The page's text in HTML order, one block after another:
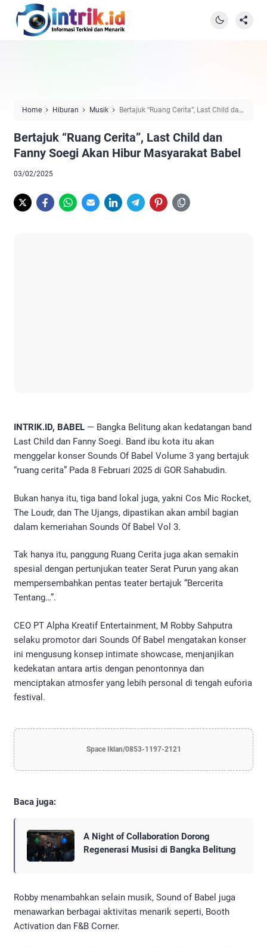
Home Hiburan Musik
Bertajuk “Ruang Cerita”, Last Child dan
Bertajuk “Ruang Cerita”, Last Child dan
Fanny Soegi Akan Hibur Masyarakat Babel
03/02/2025
INTRIK.ID, BABEL — Bangka Belitung akan kedatangan band
Last Child dan Fanny Soegi. Band ibu kota itu akan
menggelar konser Sounds Of Babel Volume 3 yang bertajuk
“ruang cerita” Pada 8 Februari 2025 di GOR Sahabudin.
Bukan hanya itu, tiga band lokal juga, yakni Cos Mic Rocket,
The Loudr, dan The Ujangs, dipastikan akan ambil bagian
dalam kemeriahan Sounds Of Babel Vol 3.
Tak hanya itu, panggung Ruang Cerita juga akan semakin
spesial dengan pertunjukan teater Serat Purun yang akan
mempersembahkan pentas teater bertajuk “Bercerita
Tentang…”.
CEO PT Alpha Kreatif Entertainment, M Robby Sahputra
selaku promotor dari Sounds Of Babel mengatakan konser
ini mengusung konsep intimate showcase, menjanjikan
kedekatan antara artis dengan penontonnya dan
menciptakan atmosfer yang lebih personal di tengah euforia
festival.
Space Iklan/0853-1197-2121
Baca juga:
A Night of Collaboration Dorong
Regenerasi Musisi di Bangka Belitung
Robby menambahkan selain musik, Sound of Babel juga
menawarkan berbagai aktivitas menarik seperti, Booth
Activation dan F&B Corner.